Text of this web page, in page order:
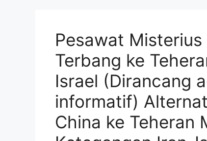
Pesawat
Terbang ke
Israel (Dirancang
informatif)
China ke Teheran